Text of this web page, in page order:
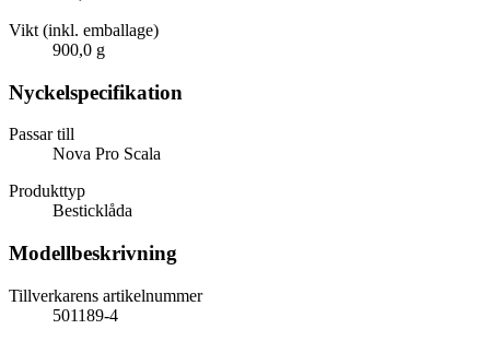
Vikt (inkl. emballage)
900,0 g
Nyckelspecifikation
Passar till
Nova Pro Scala
Produkttyp
Besticklåda
Modellbeskrivning
Tillverkarens artikelnummer
501189-4